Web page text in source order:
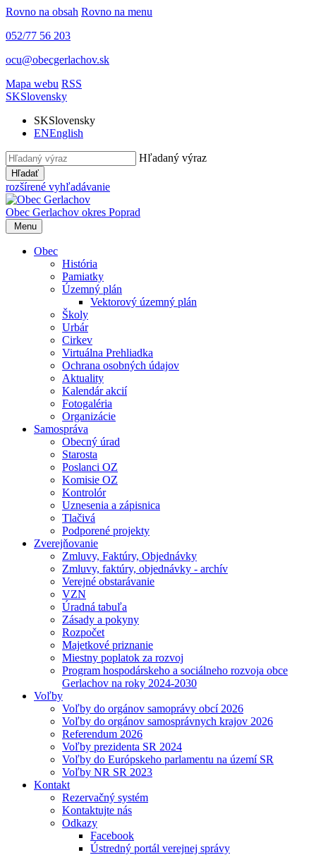
Rovno na obsah Rovno na menu
052/77 56 203
ocu@obecgerlachov.sk
Mapa webu RSS
SKSlovensky
SKSlovensky
ENEnglish
Hľadaný výraz
Hľadať
rozšírené vyhľadávanie
Obec Gerlachov okres Poprad
Menu
Obec
História
Pamiatky
Územný plán
Vektorový územný plán
Školy
Urbár
Cirkev
Virtuálna Prehliadka
Ochrana osobných údajov
Aktuality
Kalendár akcií
Fotogaléria
Organizácie
Samospráva
Obecný úrad
Starosta
Poslanci OZ
Komisie OZ
Kontrolór
Uznesenia a zápisnica
Tlačivá
Podporené projekty
Zverejňovanie
Zmluvy, Faktúry, Objednávky
Zmluvy, faktúry, objednávky - archív
Verejné obstarávanie
VZN
Úradná tabuľa
Zásady a pokyny
Rozpočet
Majetkové priznanie
Miestny poplatok za rozvoj
Program hospodárskeho a sociálneho rozvoja obce
Gerlachov na roky 2024-2030
Voľby
Voľby do orgánov samoprávy obcí 2026
Voľby do orgánov samosprávnych krajov 2026
Referendum 2026
Voľby prezidenta SR 2024
Voľby do Európskeho parlamentu na území SR
Voľby NR SR 2023
Kontakt
Rezervačný systém
Kontaktujte nás
Odkazy
Facebook
Ústredný portál verejnej správy